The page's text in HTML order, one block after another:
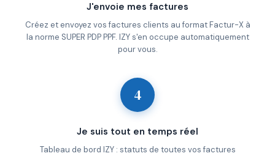
J'envoie mes factures
Créez et envoyez vos factures clients au format Factur-X à
la norme SUPER PDP PPF. IZY s'en occupe automatiquement
pour vous.
4
Je suis tout en temps réel
Tableau de bord IZY : statuts de toutes vos factures